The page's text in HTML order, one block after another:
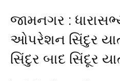
જામનગર :
ઓપરેશન સિંદુર
સિંદુર બાદ સિંદૂર